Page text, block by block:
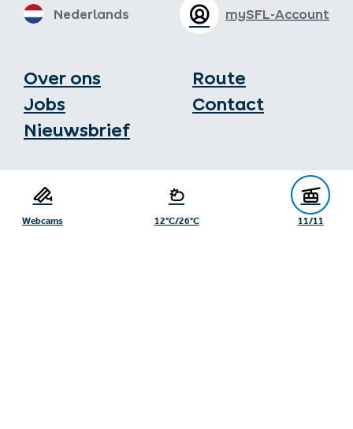
Webcams 12°C/26°C 11/11
Over ons
Jobs
Nieuwsbrief
Route
Contact
Gänsackerweg 2
mySFL-Account
Nederlands